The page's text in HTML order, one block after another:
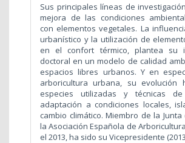
Sus principales líneas de
mejora de las condiciones
con elementos vegetales. La
urbanístico y la utilización de
en el confort térmico, plantea su
doctoral en un modelo de calidad
espacios libres urbanos. Y en
arboricultura urbana, su evolución
especies utilizadas y técnicas
adaptación a condiciones locales,
cambio climático. Miembro de la
la Asociación Española de
el 2013, ha sido su Vicepresidente